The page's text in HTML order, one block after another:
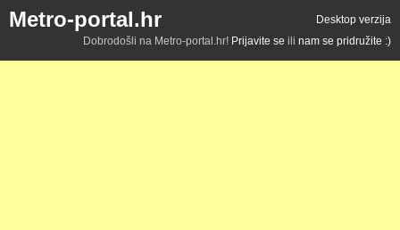
Metro-portal.hr
Desktop verzija
Dobrodošli na Metro-portal.hr! Prijavite se ili nam se pridružite :)